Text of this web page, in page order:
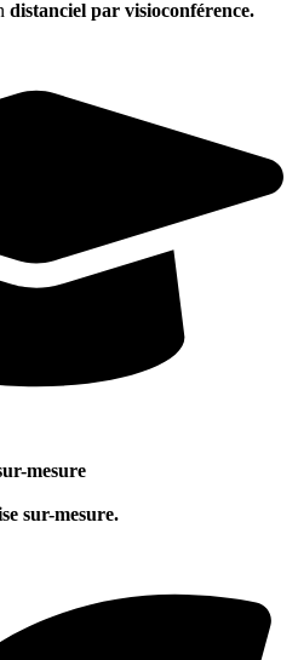
distanciel par visioconférence.
mesure
sur-mesure.